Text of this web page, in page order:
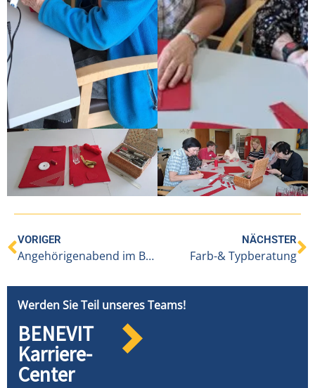
VORIGER
Angehörigenabend im BENEVIT Sozialzentrum Weidach
NÄCHSTER
Farb-& Typberatung
Werden Sie Teil unseres Teams!
BENEVIT
Karriere-
Center